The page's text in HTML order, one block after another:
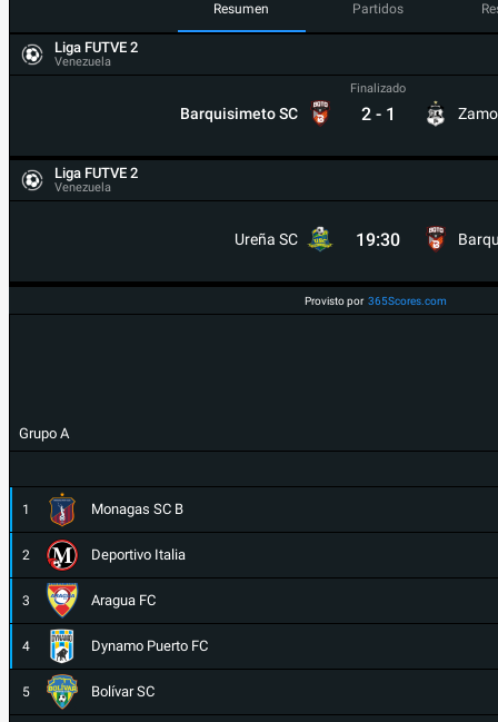
Resumen Partidos
Liga FUTVE 2
Venezuela
Barquisimeto SC
Finalizado
2 - 1
Liga FUTVE 2
Venezuela
Ureña SC 19:30
Provisto por 365Scores.com
Grupo A
1 Monagas SC B
2 Deportivo Italia
3 Aragua FC
4 Dynamo Puerto FC
5 Bolívar SC